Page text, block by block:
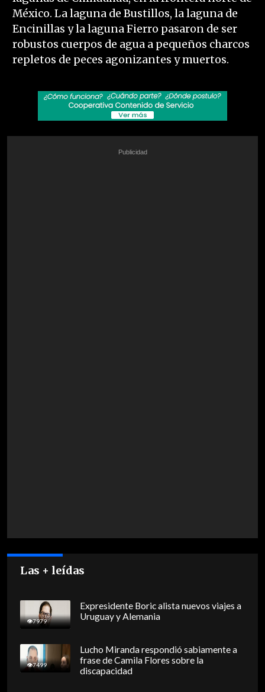
México. La laguna de Bustillos, la laguna de
Encinillas y la laguna Fierro pasaron de ser
robustos cuerpos de agua a pequeños charcos
repletos de peces agonizantes y muertos.
Las + leídas
7979
Expresidente Boric alista nuevos viajes a
Uruguay y Alemania
7499
Lucho Miranda respondió sabiamente a
frase de Camila Flores sobre la
discapacidad